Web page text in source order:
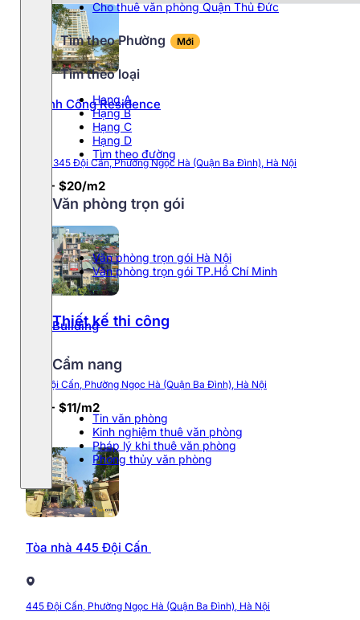
Cho thuê văn phòng Quận Thủ Đức
Tìm theo Phường Mới
Tìm theo loại
Hang A
Hạng B
Hạng C
Hạng D
Tìm theo đường
Văn phòng trọn gói
Văn phòng trọn gói Hà Nội
Văn phòng trọn gói TP.Hồ Chí Minh
Thiết kế thi công
Cẩm nang
Tin văn phòng
Kinh nghiệm thuê văn phòng
Pháp lý khi thuê văn phòng
Phong thủy văn phòng
Phường Cầu Giấy
Phường Ba Đình
Phường Đống Đa
Phường Ngọc Hà
Phường Từ Liêm
Thành Công Residence
343 – 345 Đội Cấn, Phường Ngọc Hà (Quận Ba Đình), Hà Nội
$19 - $20/m2
TVL Building
153 Đội Cấn, Phường Ngọc Hà (Quận Ba Đình), Hà Nội
$10 - $11/m2
Tòa nhà 445 Đội Cấn
445 Đội Cấn, Phường Ngọc Hà (Quận Ba Đình), Hà Nội